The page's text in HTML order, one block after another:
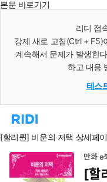
본문 바로가기
리디 접
강제 새로 고침(Ctrl + F5)
계속해서 문제가 발생한
하고 대응
테스
리
홈
로
이
[할리퀸] 비운의 저택 상세페
만화 e
[할